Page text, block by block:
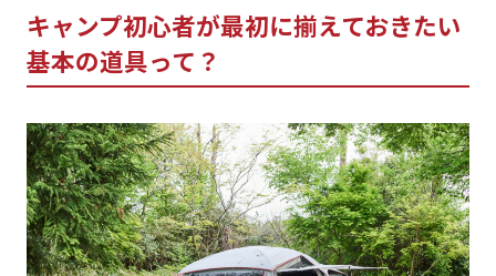
キャンプ初心者が最初に揃えておきたい
基本の道具って？